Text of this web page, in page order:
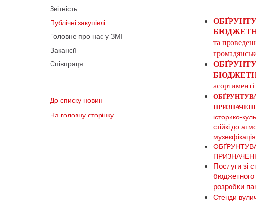
Звітність
Публічні закупівлі
Головне про нас у ЗМІ
Вакансії
Співпраця
До списку новин
На головну сторінку
та
історико-
стійкі до
Послуги зі
бюджетного
розробки
Стенди